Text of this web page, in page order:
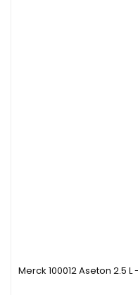
Merck 100012 Aseton 2.5